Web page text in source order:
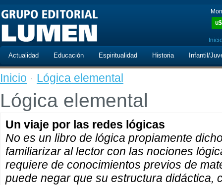
u$
Actualidad Educación Espiritualidad Historia Infantil/
Inicio · Lógica elemental
Lógica elemental
Un viaje por las redes lógicas
No es un libro de lógica propiamente
familiarizar al lector con las nociones
requiere de conocimientos previos de
puede negar que su estructura didáctica,